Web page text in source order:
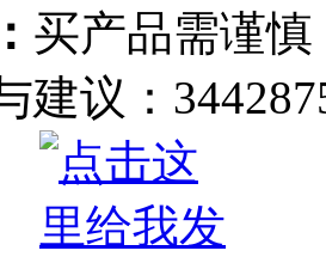
买产品需谨慎
建议：